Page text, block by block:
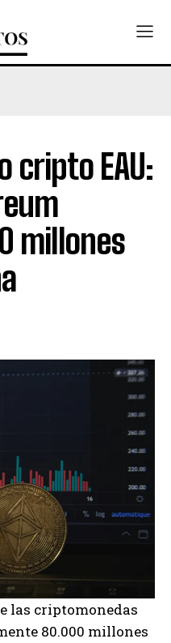
cripto EAU:
millones
las criptomonedas
80.000 millones